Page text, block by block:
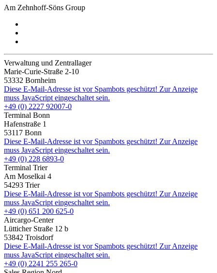
Am Zehnhoff-Söns Group
Verwaltung und Zentrallager
Marie-Curie-Straße 2-10
53332 Bornheim
Diese E-Mail-Adresse ist vor Spambots geschützt! Zur Anzeige
muss JavaScript eingeschaltet sein.
+49 (0) 2227 92007-0
Terminal Bonn
Hafenstraße 1
53117 Bonn
Diese E-Mail-Adresse ist vor Spambots geschützt! Zur Anzeige
muss JavaScript eingeschaltet sein.
+49 (0) 228 6893-0
Terminal Trier
Am Moselkai 4
54293 Trier
Diese E-Mail-Adresse ist vor Spambots geschützt! Zur Anzeige
muss JavaScript eingeschaltet sein.
+49 (0) 651 200 625-0
Aircargo-Center
Lütticher Straße 12 b
53842 Troisdorf
Diese E-Mail-Adresse ist vor Spambots geschützt! Zur Anzeige
muss JavaScript eingeschaltet sein.
+49 (0) 2241 255 265-0